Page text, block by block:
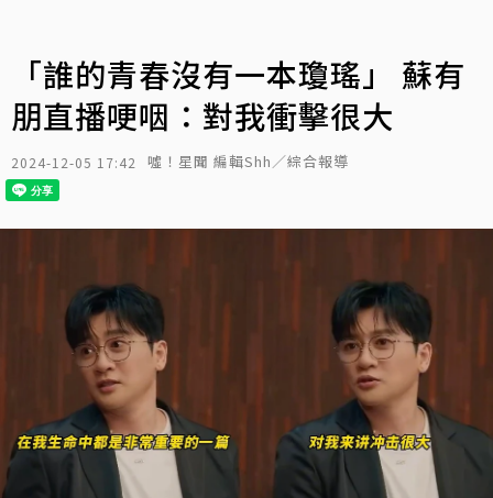
「誰的青春沒有一本瓊瑤」 蘇有
朋直播哽咽：對我衝擊很大
2024-12-05 17:42 噓！星聞 編輯Shh／綜合報導